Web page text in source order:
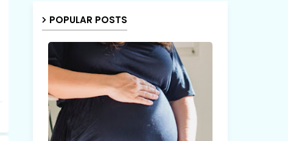
POPULAR POSTS